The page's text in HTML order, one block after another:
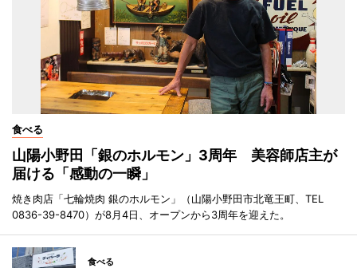
食べる
山陽小野田「銀のホルモン」3周年 美容師店主が
届ける「感動の一瞬」
焼き肉店「七輪焼肉 銀のホルモン」（山陽小野田市北竜王町、TEL
0836-39-8470）が8月4日、オープンから3周年を迎えた。
食べる